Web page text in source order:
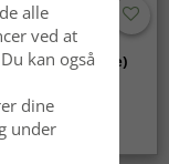
Coastal (creme)
alle
ved at
kan også
dine
under